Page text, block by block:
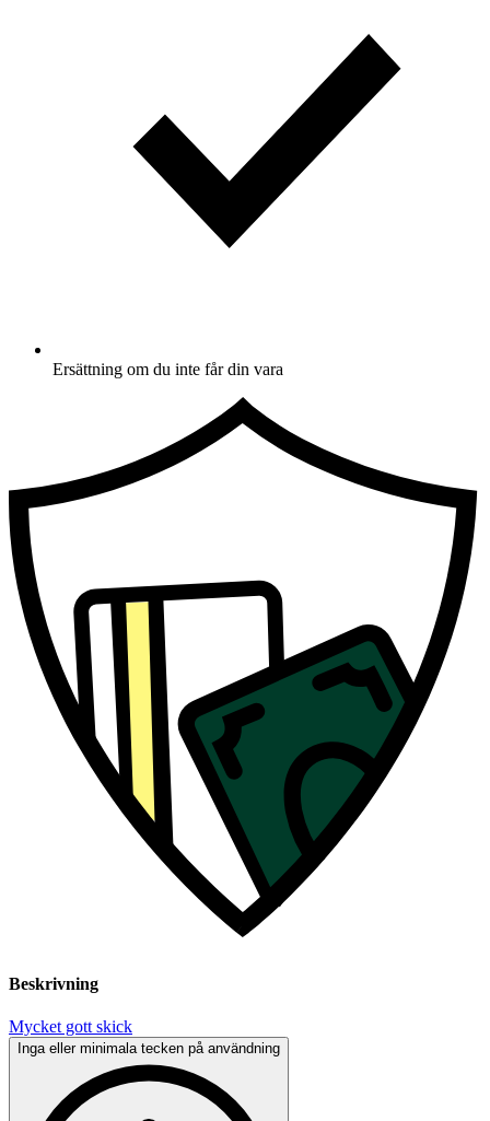
Ersättning om du inte får din vara
Beskrivning
Mycket gott skick
Inga eller minimala tecken på användning